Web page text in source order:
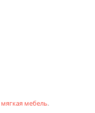
мягкая мебель.